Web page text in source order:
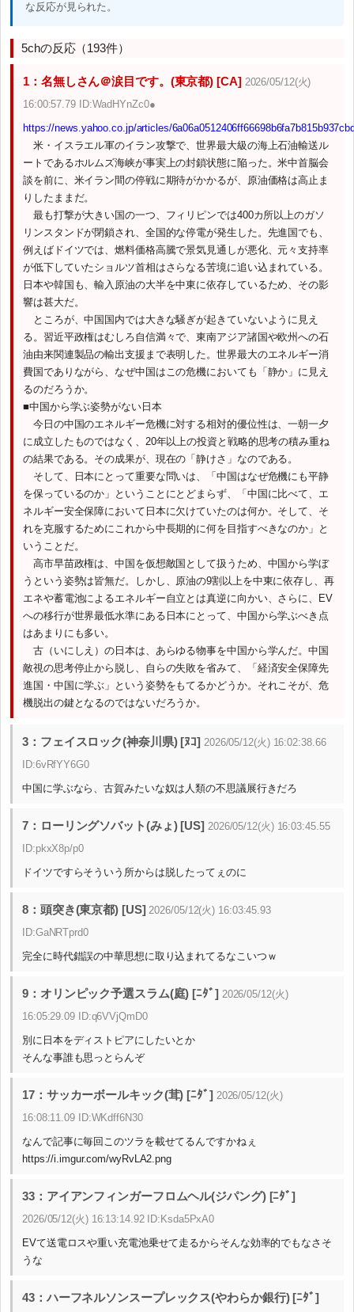
な反応が見られた。
5chの反応（193件）
1：名無しさん＠涙目です。(東京都) [CA] 2026/05/12(火)
16:00:57.79 ID:WadHYnZc0●
https://news.yahoo.co.jp/articles/
米・イスラエル軍のイラン攻撃で、世界最大級の海上石油輸送ル
ートであるホルムズ海峡が事実上の封鎖状態に陥った。米中首脳会
談を前に、米イラン間の停戦に期待がかかるが、原油価格は高止ま
りしたままだ。
最も打撃が大きい国の一つ、フィリピンでは400カ所以上のガソ
リンスタンドが閉鎖され、全国的な停電が発生した。先進国でも、
例えばドイツでは、燃料価格高騰で景気見通しが悪化、元々支持率
が低下していたショルツ首相はさらなる苦境に追い込まれている。
日本や韓国も、輸入原油の大半を中東に依存しているため、その影
響は甚大だ。
ところが、中国国内では大きな騒ぎが起きていないように見え
る。習近平政権はむしろ自信満々で、東南アジア諸国や欧州への石
油由来関連製品の輸出支援まで表明した。世界最大のエネルギー消
費国でありながら、なぜ中国はこの危機においても「静か」に見え
るのだろうか。
■中国から学ぶ姿勢がない日本
今日の中国のエネルギー危機に対する相対的優位性は、一朝一夕
に成立したものではなく、20年以上の投資と戦略的思考の積み重ね
の結果である。その成果が、現在の「静けさ」なのである。
そして、日本にとって重要な問いは、「中国はなぜ危機にも平静
を保っているのか」ということにとどまらず、「中国に比べて、エ
ネルギー安全保障において日本に欠けていたのは何か。そして、そ
れを克服するためにこれから中長期的に何を目指すべきなのか」と
いうことだ。
高市早苗政権は、中国を仮想敵国として扱うため、中国から学ぼ
うという姿勢は皆無だ。しかし、原油の9割以上を中東に依存し、再
エネや蓄電池によるエネルギー自立とは真逆に向かい、さらに、EV
への移行が世界最低水準にある日本にとって、中国から学ぶべき点
はあまりにも多い。
古（いにしえ）の日本は、あらゆる物事を中国から学んだ。中国
敵視の思考停止から脱し、自らの失敗を省みて、「経済安全保障先
進国・中国に学ぶ」という姿勢をもてるかどうか。それこそが、危
機脱出の鍵となるのではないだろうか。
3：フェイスロック(神奈川県) [ﾇｺ] 2026/05/12(火) 16:02:38.66
ID:6vRfYY6G0
中国に学ぶなら、古賀みたいな奴は人類の不思議展行きだろ
7：ローリングソバット(みょ) [US] 2026/05/12(火) 16:03:45.55
ID:pkxX8p/p0
ドイツですらそういう所からは脱したってぇのに
8：頭突き(東京都) [US] 2026/05/12(火) 16:03:45.93
ID:GaNRTprd0
完全に時代錯誤の中華思想に取り込まれてるなこいつｗ
9：オリンピック予選スラム(庭) [ﾆﾀﾞ] 2026/05/12(火)
16:05:29.09 ID:q6VVjQmD0
別に日本をディストピアにしたいとか
そんな事誰も思っとらんぞ
17：サッカーボールキック(茸) [ﾆﾀﾞ] 2026/05/12(火)
16:08:11.09 ID:WKdff6N30
なんで記事に毎回このツラを載せてるんですかねぇ
https://i.imgur.com/wyRvLA2.png
33：アイアンフィンガーフロムヘル(ジパング) [ﾆﾀﾞ]
2026/05/12(火) 16:13:14.92 ID:Ksda5PxA0
EVて送電ロスや重い充電池乗せて走るからそんな効率的でもなさそ
うな
43：ハーフネルソンスープレックス(やわらか銀行) [ﾆﾀﾞ]